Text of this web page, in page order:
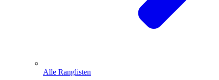
Alle Ranglisten